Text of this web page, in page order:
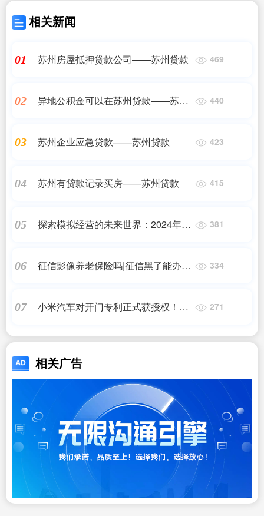
相关新闻
01 苏州房屋抵押贷款公司——苏州贷款 469
02
异地公积金可以在苏州贷款——苏州
440
03 苏州企业应急贷款——苏州贷款 423
04 苏州有贷款记录买房——苏州贷款 415
05
探索模拟经营的未来世界：2024年十
381
06
征信影像养老保险吗|征信黑了能办社
334
07
小米汽车对开门专利正式获授权！可
271
相关广告